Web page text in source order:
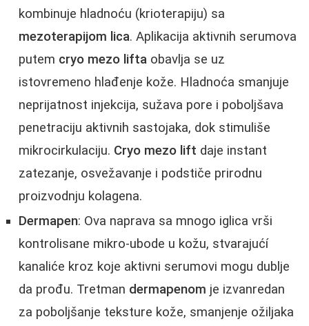
kombinuje hladnoću (krioterapiju) sa
mezoterapijom lica. Aplikacija aktivnih serumova
putem cryo mezo lifta obavlja se uz
istovremeno hlađenje kože. Hladnoća smanjuje
neprijatnost injekcija, sužava pore i poboljšava
penetraciju aktivnih sastojaka, dok stimuliše
mikrocirkulaciju. Cryo mezo lift daje instant
zatezanje, osvežavanje i podstiče prirodnu
proizvodnju kolagena.
Dermapen: Ova naprava sa mnogo iglica vrši
kontrolisane mikro-ubode u kožu, stvarajućí
kanaliće kroz koje aktivni serumovi mogu dublje
da prođu. Tretman dermapenom je izvanredan
za poboljšanje teksture kože, smanjenje ožiljaka